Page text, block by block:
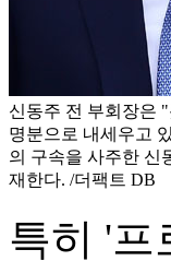
신동주 전 부회장은
명분으로 내세우고
의 구속을 사주한 신
재한다. /더팩트 DB
특히 '프